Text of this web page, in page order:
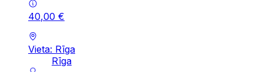
40,00 €
Vieta: Rīga
Rīga